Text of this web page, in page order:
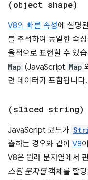
(object shape)
V8의 빠른 속성에 설명
를 추적하여 동일한 속
율적으로 표현할 수 있
Map (JavaScript Map
련 데이터가 포함됩니다.
(sliced string)
JavaScript 코드가
출하는 경우와 같이 V8
V8은 원래 문자열에서
스된 문자열객체를 할당